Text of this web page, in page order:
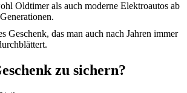
Oldtimer als auch moderne Elektroautos ab
Geschenk, das man auch nach Jahren immer
zu sichern?